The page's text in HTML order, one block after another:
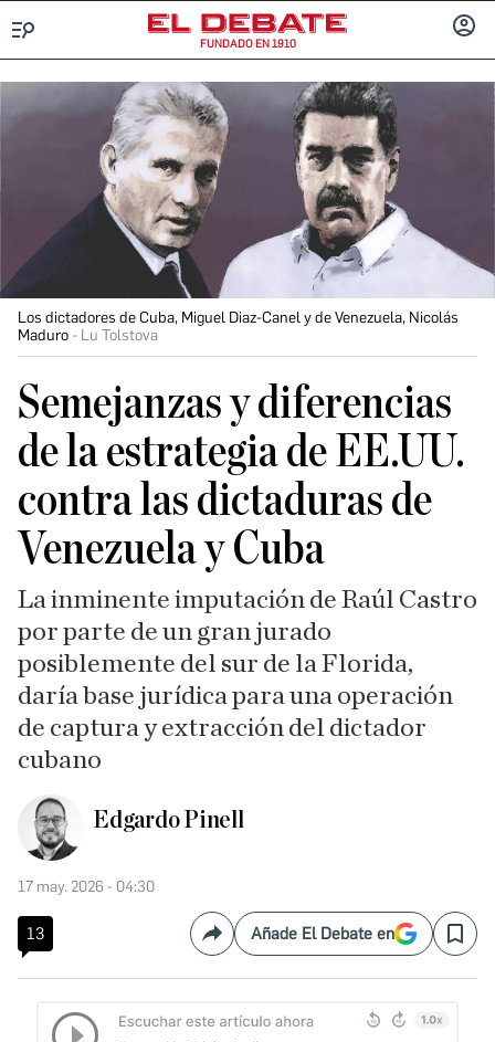
FUNDADO EN 1910
Los dictadores de Cuba, Miguel Diaz-Canel y de Venezuela, Nicolás
Maduro
Lu Tolstova
Semejanzas y diferencias
de la estrategia de EE.UU.
contra las dictaduras de
Venezuela y Cuba
La inminente imputación de Raúl Castro
por parte de un gran jurado
posiblemente del sur de la Florida,
daría base jurídica para una operación
de captura y extracción del dictador
cubano
Edgardo Pinell
17 may. 2026 - 04:30
13 CompartirAñade El Debate en Save